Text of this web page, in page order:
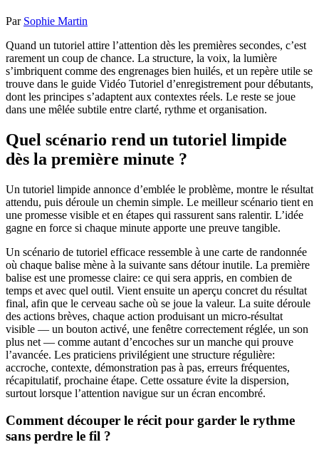
Par Sophie Martin
Quand un tutoriel attire l’attention dès les premières secondes, c’est
rarement un coup de chance. La structure, la voix, la lumière
s’imbriquent comme des engrenages bien huilés, et un repère utile se
trouve dans le guide Vidéo Tutoriel d’enregistrement pour débutants,
dont les principes s’adaptent aux contextes réels. Le reste se joue
dans une mêlée subtile entre clarté, rythme et organisation.
Quel scénario rend un tutoriel limpide
dès la première minute ?
Un tutoriel limpide annonce d’emblée le problème, montre le résultat
attendu, puis déroule un chemin simple. Le meilleur scénario tient en
une promesse visible et en étapes qui rassurent sans ralentir. L’idée
gagne en force si chaque minute apporte une preuve tangible.
Un scénario de tutoriel efficace ressemble à une carte de randonnée
où chaque balise mène à la suivante sans détour inutile. La première
balise est une promesse claire: ce qui sera appris, en combien de
temps et avec quel outil. Vient ensuite un aperçu concret du résultat
final, afin que le cerveau sache où se joue la valeur. La suite déroule
des actions brèves, chaque action produisant un micro-résultat
visible — un bouton activé, une fenêtre correctement réglée, un son
plus net — comme autant d’encoches sur un manche qui prouve
l’avancée. Les praticiens privilégient une structure régulière:
accroche, contexte, démonstration pas à pas, erreurs fréquentes,
récapitulatif, prochaine étape. Cette ossature évite la dispersion,
surtout lorsque l’attention navigue sur un écran encombré.
Comment découper le récit pour garder le rythme
sans perdre le fil ?